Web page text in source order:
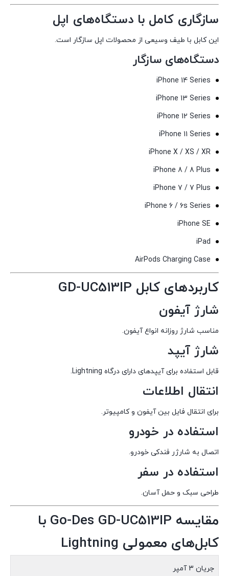
سازگاری کامل با دستگاه‌های اپل
این کابل با طیف وسیعی از محصولات اپل سازگار است.
دستگاه‌های سازگار
iPhone 14 Series
iPhone 13 Series
iPhone 12 Series
iPhone 11 Series
iPhone X / XS / XR
iPhone 8 / 8 Plus
iPhone 7 / 7 Plus
iPhone 6 / 6s Series
iPhone SE
iPad
AirPods Charging Case
کاربردهای کابل GD-UC513IP
شارژ آیفون
مناسب شارژ روزانه انواع آیفون.
شارژ آیپد
قابل استفاده برای آیپدهای دارای درگاه Lightning.
انتقال اطلاعات
برای انتقال فایل بین آیفون و کامپیوتر.
استفاده در خودرو
اتصال به شارژر فندکی خودرو.
استفاده در سفر
طراحی سبک و حمل آسان.
مقایسه Go-Des GD-UC513IP با
کابل‌های معمولی Lightning
جریان 3 آمپر